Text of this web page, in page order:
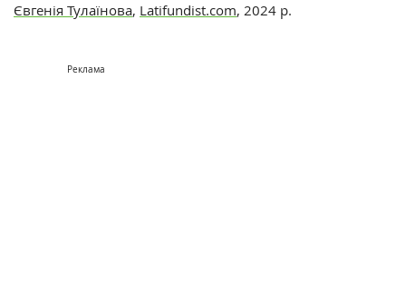
Євгенія Тулаїнова, Latifundist.com, 2024 р.
Реклама